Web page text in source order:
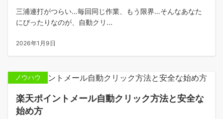
三浦連打がつらい…毎回同じ作業、もう限界…そんなあなた
にぴったりなのが、自動クリ...
2026年1月9日
ノウハウ
楽天ポイントメール自動クリック方法と安全な
始め方